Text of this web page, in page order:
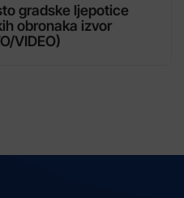
gradske ljepotice
obronaka izvor
VIDEO)